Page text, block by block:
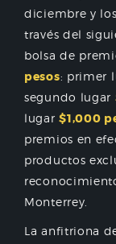
diciembre y
través del
bolsa de
pesos: primer
segundo lugar
lugar$1,000
premios en
productos
Monterrey.
La anfitriona